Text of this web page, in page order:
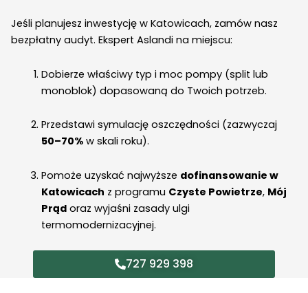
Jeśli planujesz inwestycję w Katowicach, zamów nasz
bezpłatny audyt. Ekspert Aslandi na miejscu:
Dobierze właściwy typ i moc pompy (split lub
monoblok) dopasowaną do Twoich potrzeb.
Przedstawi symulację oszczędności (zazwyczaj
50–70%w skali roku).
Pomoże uzyskać najwyższe dofinansowanie w
Katowicach z programu Czyste Powietrze, Mój
Prądoraz wyjaśni zasady ulgi
termomodernizacyjnej.
727 929 398